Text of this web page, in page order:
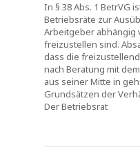
In § 38 Abs. 1 BetrVG
Betriebsräte zur
Arbeitgeber abhängig
freizustellen sind.
dass die
nach Beratung mit
aus seiner Mitte in
Grundsätzen der
Der Betriebsrat